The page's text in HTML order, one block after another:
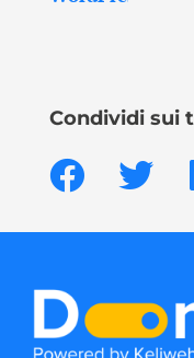
Condividi sui